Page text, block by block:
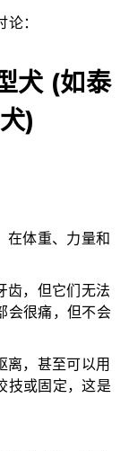
：
犬 (如泰
)
在体重、力量和
齿，但它们无法
会很痛，但不会
离，甚至可以用
技或固定，这是